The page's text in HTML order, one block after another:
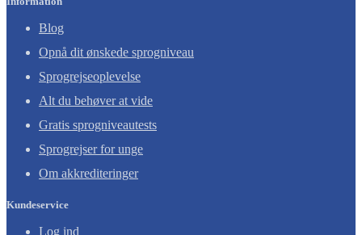
Blog
Opnå dit ønskede sprogniveau
Sprogrejseoplevelse
Alt du behøver at vide
Gratis sprogniveautests
Sprogrejser for unge
Om akkrediteringer
Kundeservice
Log ind